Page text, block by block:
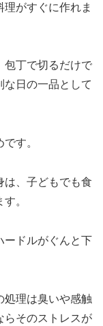
がすぐに作れま
包丁で切るだけで
な日の一品として
す。
は、子どもでも食
。
ードルがぐんと下
処理は臭いや感触
らそのストレスが